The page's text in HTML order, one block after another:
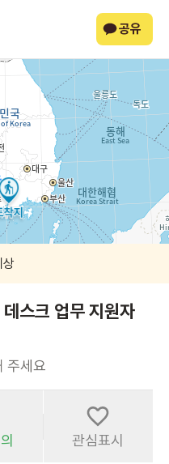
공유
상
스크 업무 지원자
주세요
관심표시